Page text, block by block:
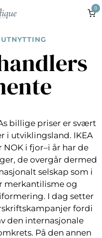
0
UTNYTTING
billige priser er svært
i utviklingsland. IKEA
i fjor–i år har de
de overgår dermed
selskap som i
merkantilisme og
I dag setter
fordi
den internasjonale
På den annen